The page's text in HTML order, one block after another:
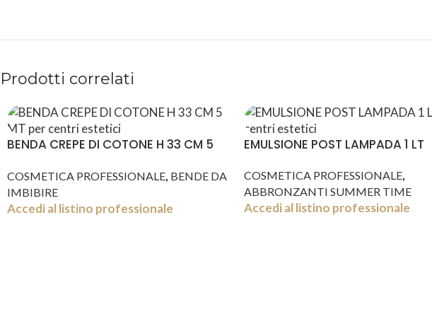
Prodotti correlati
BENDA CREPE DI COTONE H 33 CM 5
COSMETICA PROFESSIONALE, BENDE DA
IMBIBIRE
Accedi al listino professionale
EMULSIONE POST LAMPADA 1 LT
COSMETICA PROFESSIONALE,
ABBRONZANTI SUMMER TIME
Accedi al listino professionale